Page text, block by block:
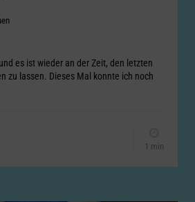
es ist wieder an der Zeit, den letzten
zu lassen. Dieses Mal konnte ich noch
1 min